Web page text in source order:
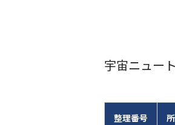
宇宙ニュー
整理番号